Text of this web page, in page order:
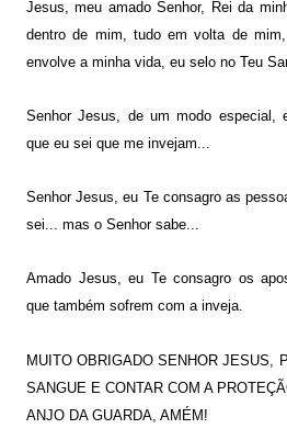
Jesus, meu amado Senhor, Rei da
dentro de mim, tudo em volta de
envolve a minha vida, eu selo no Teu
Senhor Jesus, de um modo especial,
que eu sei que me invejam...
Senhor Jesus, eu Te consagro as
sei... mas o Senhor sabe...
Amado Jesus, eu Te consagro os
que também sofrem com a inveja.
MUITO OBRIGADO SENHOR JESUS,
SANGUE E CONTAR COM A
ANJO DA GUARDA, AMÉM!